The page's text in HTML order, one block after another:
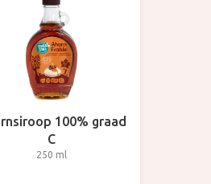
100% graad
C
250 ml